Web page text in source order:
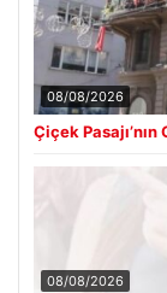
08/08/2026
Çiçek
08/08/2026